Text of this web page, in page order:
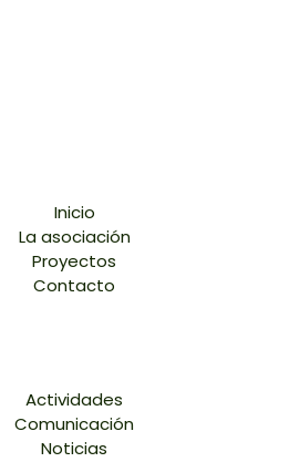
Inicio
La asociación
Proyectos
Contacto
Actividades
Comunicación
Noticias